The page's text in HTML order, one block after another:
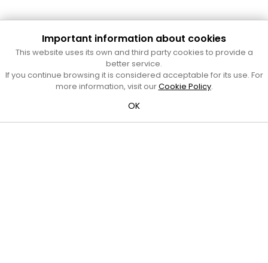
Cultura Mataró
Ajuntament de Mataró
C. de Sant Josep, 9 (Mataró, 08302)
Horari d'obertura: dilluns, dimecres i divendres de 10 a 13 h.
al telèfon al 93 758 23 61
Bústia ciutadana
Important information about cookies
This website uses its own and third party cookies to provide a
better service.
If you continue browsing it is considered acceptable for its use. For
more information, visit ourCookie Policy.
OK